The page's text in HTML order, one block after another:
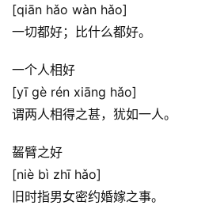
页
好
[qiān hǎo wàn hǎo]
一切都好；比什么都好。
一个人相好
[yī gè rén xiāng hǎo]
谓两人相得之甚，犹如一人。
齧臂之好
[niè bì zhī hǎo]
旧时指男女密约婚嫁之事。